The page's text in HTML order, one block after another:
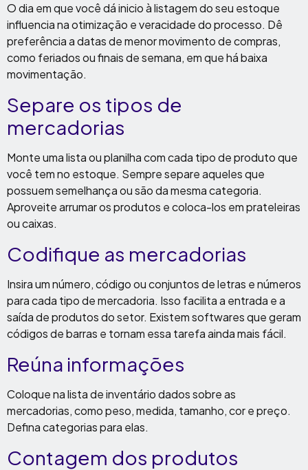
O dia em que você dá inicio à listagem do seu estoque
influencia na otimização e veracidade do processo. Dê
preferência a datas de menor movimento de compras,
como feriados ou finais de semana, em que há baixa
movimentação.
Separe os tipos de
mercadorias
Monte uma lista ou planilha com cada tipo de produto que
você tem no estoque. Sempre separe aqueles que
possuem semelhança ou são da mesma categoria.
Aproveite arrumar os produtos e coloca-los em prateleiras
ou caixas.
Codifique as mercadorias
Insira um número, código ou conjuntos de letras e números
para cada tipo de mercadoria. Isso facilita a entrada e a
saída de produtos do setor. Existem softwares que geram
códigos de barras e tornam essa tarefa ainda mais fácil.
Reúna informações
Coloque na lista de inventário dados sobre as
mercadorias, como peso, medida, tamanho, cor e preço.
Defina categorias para elas.
Contagem dos produtos